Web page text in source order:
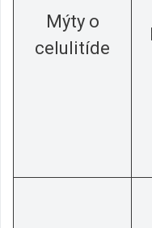
Mýty o
celulitíde